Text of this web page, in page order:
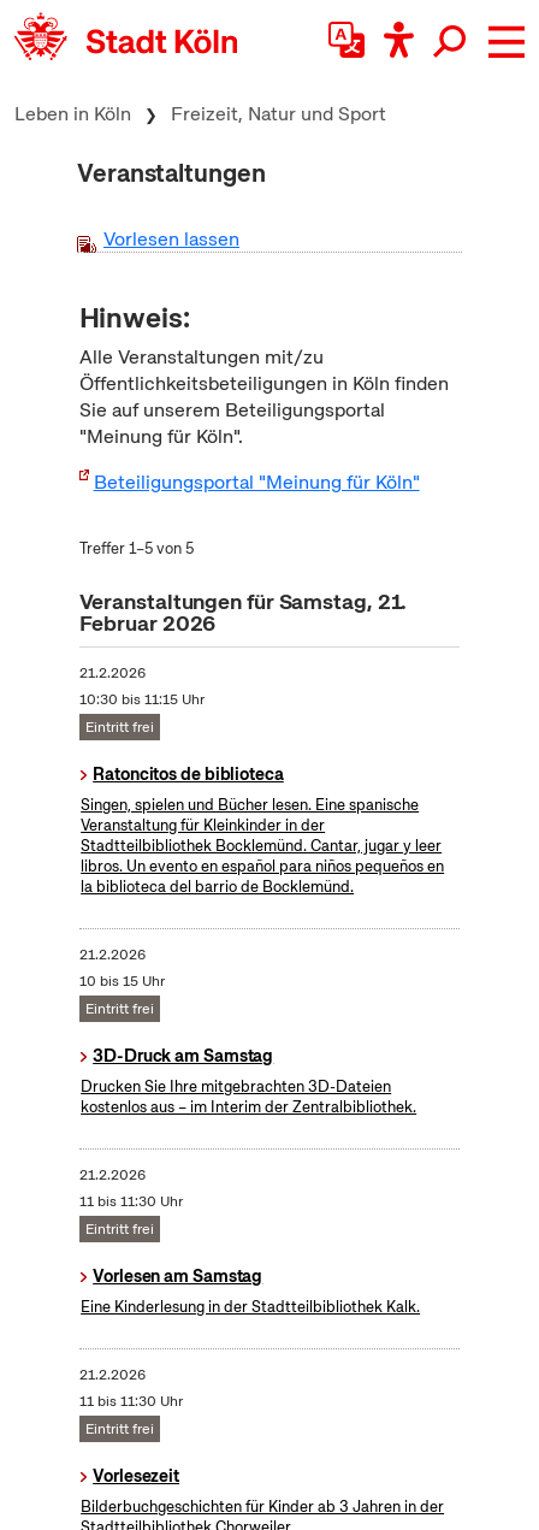
zum Inhalt springen
Leben in Köln Freizeit, Natur und Sport
Veranstaltungen
Vorlesen lassen
Hinweis:
Alle Veranstaltungen mit/zu
Öffentlichkeitsbeteiligungen in Köln finden
Sie auf unserem Beteiligungsportal
"Meinung für Köln".
Beteiligungsportal "Meinung für Köln"
Treffer 1–5 von 5
Veranstaltungen für Samstag, 21.
Februar 2026
21.2.2026
10:30 bis 11:15 Uhr
Eintritt frei
Ratoncitos de biblioteca
Singen, spielen und Bücher lesen. Eine spanische
Veranstaltung für Kleinkinder in der
Stadtteilbibliothek Bocklemünd. Cantar, jugar y leer
libros. Un evento en español para niños pequeños en
la biblioteca del barrio de Bocklemünd.
21.2.2026
10 bis 15 Uhr
Eintritt frei
3D-Druck am Samstag
Drucken Sie Ihre mitgebrachten 3D-Dateien
kostenlos aus – im Interim der Zentralbibliothek.
21.2.2026
11 bis 11:30 Uhr
Eintritt frei
Vorlesen am Samstag
Eine Kinderlesung in der Stadtteilbibliothek Kalk.
21.2.2026
11 bis 11:30 Uhr
Eintritt frei
Vorlesezeit
Bilderbuchgeschichten für Kinder ab 3 Jahren in der